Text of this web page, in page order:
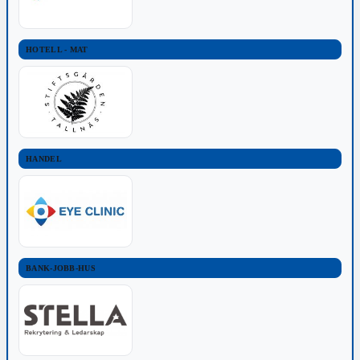
HOTELL - MAT
HANDEL
BANK-JOBB-HUS